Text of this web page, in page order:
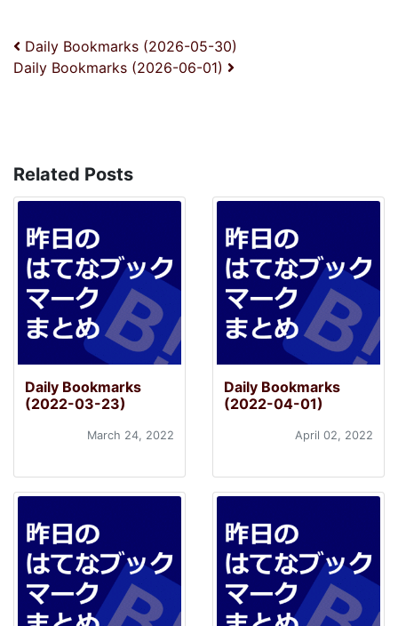
投稿ナビゲーション
Daily Bookmarks (2026-05-30)
Daily Bookmarks (2026-06-01)
Related Posts
Daily Bookmarks
(2022-03-23)
March 24, 2022
Daily Bookmarks
(2022-04-01)
April 02, 2022